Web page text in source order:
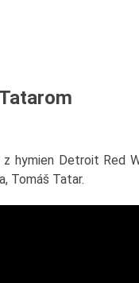
hymien Detroit Red
Tomáš Tatar.